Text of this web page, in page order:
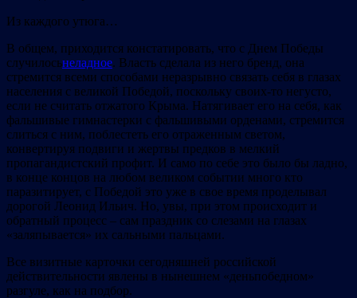
Из каждого утюга…
В общем, приходится констатировать, что с Днем Победы
случилосьнеладное. Власть сделала из него бренд, она
стремится всеми способами неразрывно связать себя в глазах
населения с великой Победой, поскольку своих-то негусто,
если не считать отжатого Крыма. Натягивает его на себя, как
фальшивые гимнастерки с фальшивыми орденами, стремится
слиться с ним, поблестеть его отраженным светом,
конвертируя подвиги и жертвы предков в мелкий
пропагандистский профит. И само по себе это было бы ладно,
в конце концов на любом великом событии много кто
паразитирует, с Победой это уже в свое время проделывал
дорогой Леонид Ильич. Но, увы, при этом происходит и
обратный процесс – сам праздник со слезами на глазах
«заляпывается» их сальными пальцами.
Все визитные карточки сегодняшней российской
действительности явлены в нынешнем «деньпобедном»
разгуле, как на подбор.